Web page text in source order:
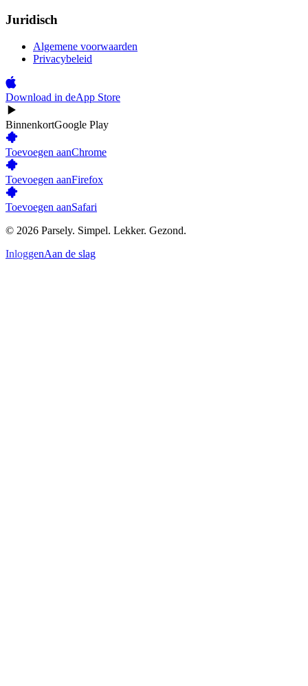
Juridisch
Algemene voorwaarden
Privacybeleid
Download in deApp Store
BinnenkortGoogle Play
Toevoegen aanChrome
Toevoegen aanFirefox
Toevoegen aanSafari
© 2026 Parsely. Simpel. Lekker. Gezond.
InloggenAan de slag